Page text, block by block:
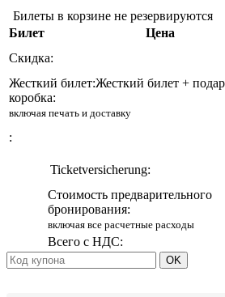
Билеты в корзине не резервируются
Билет
Цена
Скидка:
Жесткий билет:Жесткий билет +
коробка:
включая печать и доставку
:
Ticketversicherung:
Стоимость предварительного
бронирования:
включая все расчетные расходы
Всего с НДС: